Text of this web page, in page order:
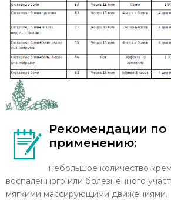
Рекомендации по
применению:
небольшое количество
воспаленного или болезненного
мягкими массирующими движениями.